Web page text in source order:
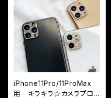
iPhone11Pro/11ProMax
用 キラキラ☆カメラプロ